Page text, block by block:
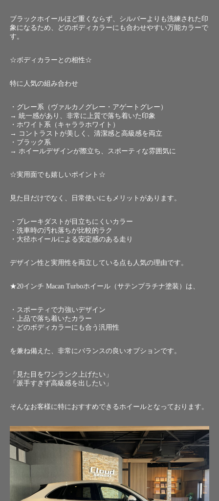
ブラックホイールほど重くならず、シルバーよりも洗練された印
象になるため、どのボディカラーにも合わせやすい万能カラーで
す。
☆ボディカラーとの相性☆
特に人気の組み合わせ
・グレー系（ヴァルカノグレー・アゲートグレー）
→ 統一感があり、非常に上質で落ち着いた印象
・ホワイト系（キャララホワイト）
→ コントラストが美しく、清潔感と高級感を両立
・ブラック系
→ ホイールデザインが際立ち、スポーティな雰囲気に
☆実用面でも嬉しいポイント☆
見た目だけでなく、日常使いにもメリットがあります。
・ブレーキダストが目立ちにくいカラー
・洗車時の汚れ落ちが比較的ラク
・大径ホイールによる安定感のある走り
デザイン性と実用性を両立している点も人気の理由です。
★20インチ Macan Turboホイール（サテンプラチナ塗装）は、
・スポーティで力強いデザイン
・上品で落ち着いたカラー
・どのボディカラーにも合う汎用性
を兼ね備えた、非常にバランスの良いオプションです。
「見た目をワンランク上げたい」
「派手すぎず高級感を出したい」
そんなお客様に特におすすめできるホイールとなっております。